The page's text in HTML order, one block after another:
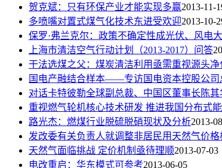
贺克斌：只有环保产业才能实现多赢2013-11-
多喷嘴对置式煤气化技术东进受欢迎2013-10-
保罗·弗兰克尔：政策不确定性成光伏、风电
上海市清洁空气行动计划（2013-2017）问答
干法选煤之父：煤炭清洁利用亟需重视源头净
国电产融结合样本——专访国电资本控股公司
对话卡特彼勒全球副总裁、中国区董事长陈其
重视燃气轮机核心技术研发 推进我国分布式能
路光杰：燃煤行业脱硫脱硝现状及分析2013-
发改委有关负责人就调整非居民用天然气价格
天然气面临挑战 定价机制亟待理顺2013-07-03
电改重启：华东模式可参考2013-06-05